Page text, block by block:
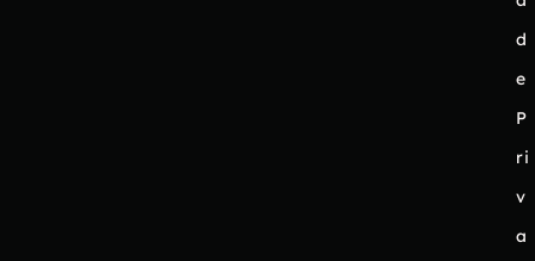
d
e
P
ri
v
a